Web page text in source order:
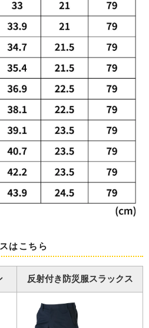
はこちら
反射付き防災服スラックス